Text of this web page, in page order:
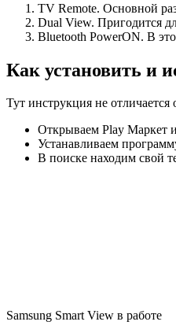
TV Remote. Основной
Dual View. Пригодится
Bluetooth PowerON. В
Как установить и
Тут инструкция не
Открываем Play Маркет
Устанавливаем
В поиске находим свой
Samsung Smart View в работе